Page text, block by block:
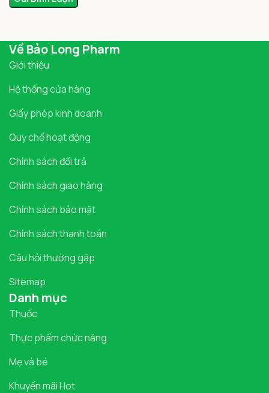
Về Bảo Long Pharm
Giới thiệu
Hệ thống cửa hàng
Giấy phép kinh doanh
Quy chế hoạt động
Chính sách đổi trả
Chính sách giao hàng
Chính sách bảo mật
Chính sách thanh toán
Câu hỏi thường gặp
Sitemap
Danh mục
Thuốc
Thực phẩm chức năng
Mẹ và bé
Khuyến mãi Hot